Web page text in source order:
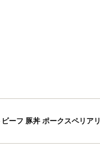
ーフ 豚丼 ポークスペリアリ